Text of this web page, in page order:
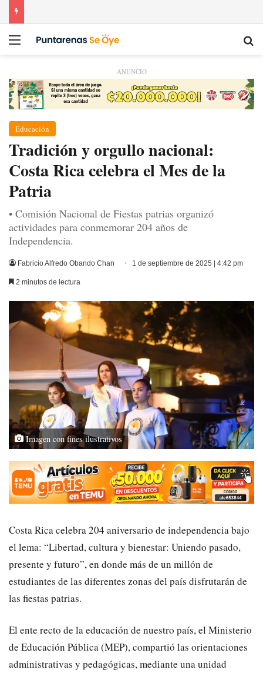
Menú
ANUNCIO
Educación
Tradición y orgullo nacional:
Costa Rica celebra el Mes de la
Patria
• Comisión Nacional de Fiestas patrias organizó
actividades para conmemorar 204 años de
Independencia.
Fabricio Alfredo Obando Chan 1 de septiembre de 2025 | 4:42 pm
2 minutos de lectura
Imagen con fines ilustrativos
Costa Rica celebra 204 aniversario de independencia bajo
el lema: “Libertad, cultura y bienestar: Uniendo pasado,
presente y futuro”, en donde más de un millón de
estudiantes de las diferentes zonas del país disfrutarán de
las fiestas patrias.
El ente recto de la educación de nuestro país, el Ministerio
de Educación Pública (MEP), compartió las orientaciones
administrativas y pedagógicas, mediante una unidad